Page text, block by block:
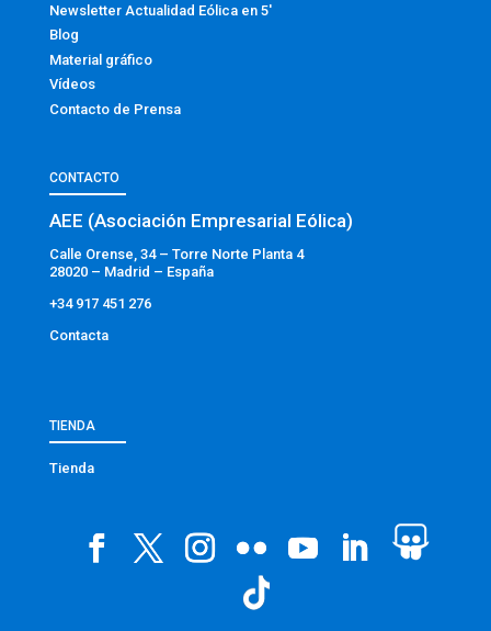
Newsletter Actualidad Eólica en 5′
Blog
Material gráfico
Vídeos
Contacto de Prensa
CONTACTO
AEE (Asociación Empresarial Eólica)
Calle Orense, 34 – Torre Norte Planta 4
28020 – Madrid – España
+34 917 451 276
Contacta
TIENDA
Tienda